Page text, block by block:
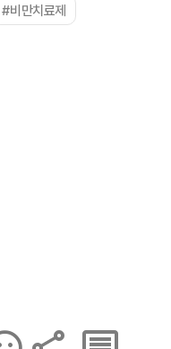
#비만치료제